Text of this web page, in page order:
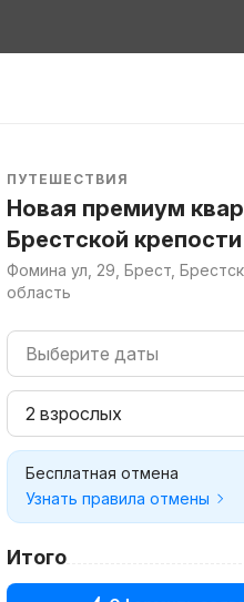
ПУТЕШЕСТВИЯ
Новая премиум
Брестской крепости
Фомина ул, 29, Брест,
область
Выберите даты
2 взрослых
Бесплатная отмена
Узнать правила отмены
Итого